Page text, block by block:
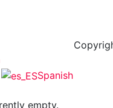
Spanish
empty.